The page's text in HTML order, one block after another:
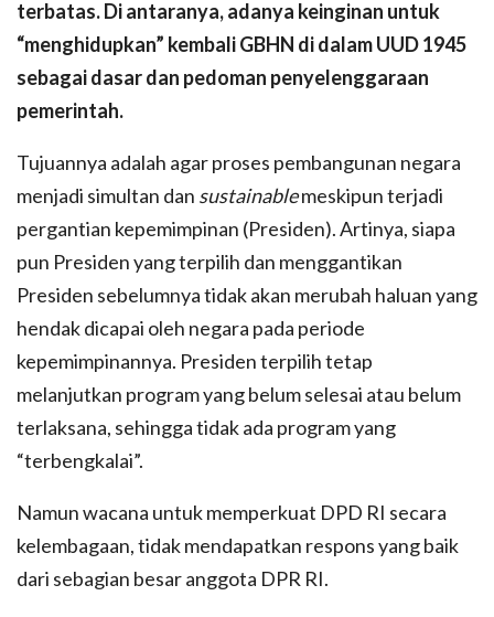
terbatas. Di antaranya, adanya keinginan untuk
“menghidupkan” kembali GBHN di dalam UUD 1945
sebagai dasar dan pedoman penyelenggaraan
pemerintah.
Tujuannya adalah agar proses pembangunan negara
menjadi simultan dan sustainablemeskipun terjadi
pergantian kepemimpinan (Presiden). Artinya, siapa
pun Presiden yang terpilih dan menggantikan
Presiden sebelumnya tidak akan merubah haluan yang
hendak dicapai oleh negara pada periode
kepemimpinannya. Presiden terpilih tetap
melanjutkan program yang belum selesai atau belum
terlaksana, sehingga tidak ada program yang
“terbengkalai”.
Namun wacana untuk memperkuat DPD RI secara
kelembagaan, tidak mendapatkan respons yang baik
dari sebagian besar anggota DPR RI.